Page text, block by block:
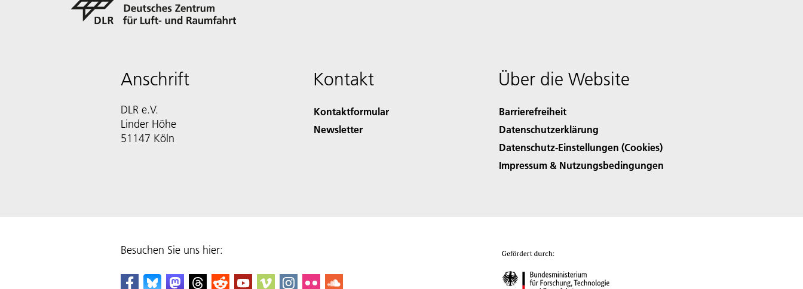
Anschrift
DLR e.V.
Linder Höhe
51147 Köln
Kontakt
Kontaktformular
Newsletter
Über die Website
Barrierefreiheit
Datenschutzerklärung
Datenschutz-Einstellungen (Cookies)
Impressum & Nutzungsbedingungen
Besuchen Sie uns hier: